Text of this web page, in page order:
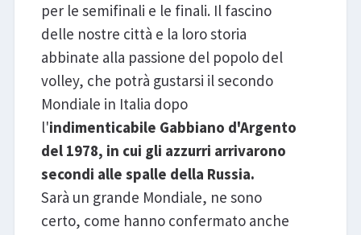
per le semifinali e le finali. Il fascino
delle nostre città e la loro storia
abbinate alla passione del popolo del
volley, che potrà gustarsi il secondo
Mondiale in Italia dopo
l'indimenticabile Gabbiano d'Argento
del 1978, in cui gli azzurri arrivarono
secondi alle spalle della Russia.
Sarà un grande Mondiale, ne sono
certo, come hanno confermato anche